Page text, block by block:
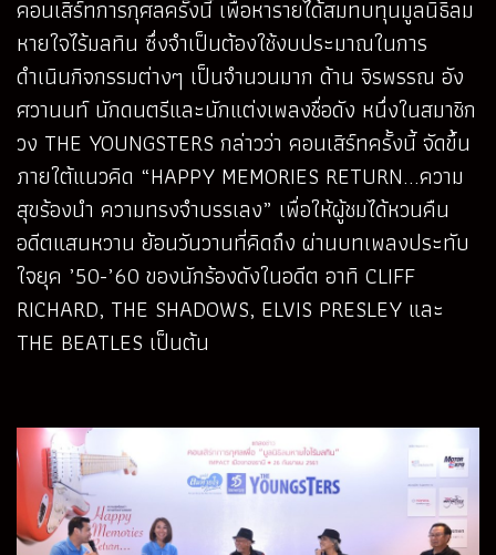
คอนเสิร์ทการกุศลครั้งนี้ เพื่อหารายได้สมทบทุนมูลนิธิลม
หายใจไร้มลทิน ซึ่งจำเป็นต้องใช้งบประมาณในการ
ดำเนินกิจกรรมต่างๆ เป็นจำนวนมาก ด้าน จิรพรรณ อัง
ศวานนท์ นักดนตรีและนักแต่งเพลงชื่อดัง หนึ่งในสมาชิก
วง THE YOUNGSTERS กล่าวว่า คอนเสิร์ทครั้งนี้ จัดขึ้น
ภายใต้แนวคิด “HAPPY MEMORIES RETURN...ความ
สุขร้องนำ ความทรงจำบรรเลง” เพื่อให้ผู้ชมได้หวนคืน
อดีตแสนหวาน ย้อนวันวานที่คิดถึง ผ่านบทเพลงประทับ
ใจยุค ’50-’60 ของนักร้องดังในอดีต อาทิ CLIFF
RICHARD, THE SHADOWS, ELVIS PRESLEY และ
THE BEATLES เป็นต้น